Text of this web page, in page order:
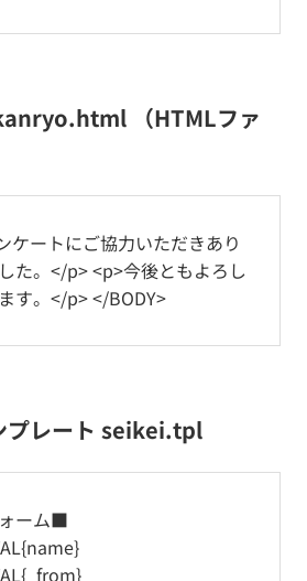
（HTMLファ
ケートにご協力いただきあり
た。</p> <p>今後ともよろし
す。</p> </BODY>
プレート seikei.tpl
ーム■